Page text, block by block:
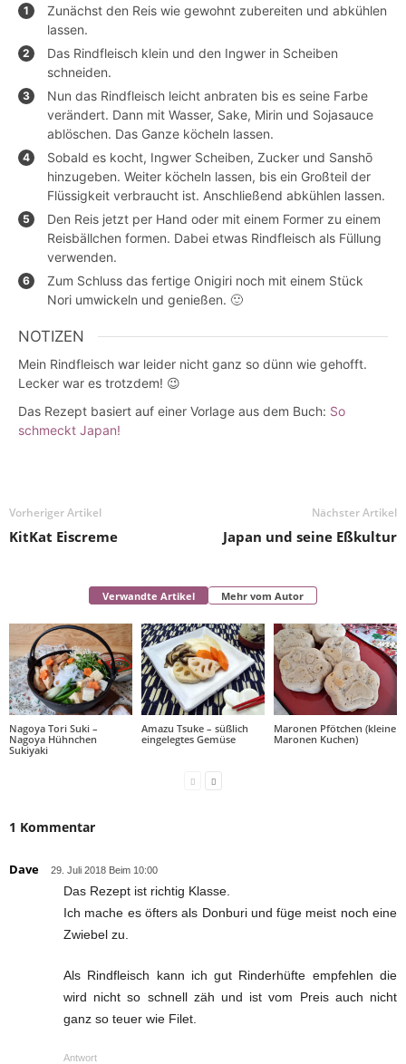
Zunächst den Reis wie gewohnt zubereiten und abkühlen
lassen.
Das Rindfleisch klein und den Ingwer in Scheiben
schneiden.
Nun das Rindfleisch leicht anbraten bis es seine Farbe
verändert. Dann mit Wasser, Sake, Mirin und Sojasauce
ablöschen. Das Ganze köcheln lassen.
Sobald es kocht, Ingwer Scheiben, Zucker und Sanshō
hinzugeben. Weiter köcheln lassen, bis ein Großteil der
Flüssigkeit verbraucht ist. Anschließend abkühlen lassen.
Den Reis jetzt per Hand oder mit einem Former zu einem
Reisbällchen formen. Dabei etwas Rindfleisch als Füllung
verwenden.
Zum Schluss das fertige Onigiri noch mit einem Stück
Nori umwickeln und genießen. 🙂
NOTIZEN
Mein Rindfleisch war leider nicht ganz so dünn wie gehofft.
Lecker war es trotzdem! 😉
Das Rezept basiert auf einer Vorlage aus dem Buch: So
schmeckt Japan!
Vorheriger Artikel
KitKat Eiscreme
Nächster Artikel
Japan und seine Eßkultur
Verwandte Artikel Mehr vom Autor
Nagoya Tori Suki –
Nagoya Hühnchen
Sukiyaki
Amazu Tsuke – süßlich
eingelegtes Gemüse
Maronen Pfötchen (kleine
Maronen Kuchen)
1 Kommentar
Dave 29. Juli 2018 Beim 10:00
Das Rezept ist richtig Klasse.
Ich mache es öfters als Donburi und füge meist noch eine
Zwiebel zu.
Als Rindfleisch kann ich gut Rinderhüfte empfehlen die
wird nicht so schnell zäh und ist vom Preis auch nicht
ganz so teuer wie Filet.
Antwort